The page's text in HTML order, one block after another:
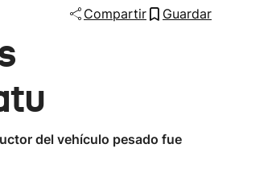
Compartir Guardar
del vehículo pesado fue